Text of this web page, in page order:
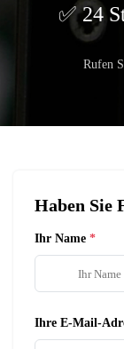
24
Rufen
Haben Sie
Ihr Name
Ihre E-Mail-